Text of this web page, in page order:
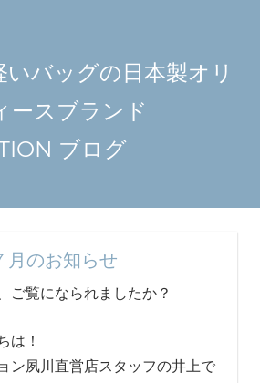
バッグの日本製オリ
ースブランド
ブログ
月のお知らせ
ご覧になられましたか？
は！
ン夙川直営店スタッフの井上で